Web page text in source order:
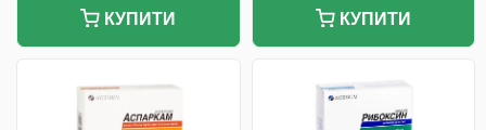
КУПИТИ КУПИТИ